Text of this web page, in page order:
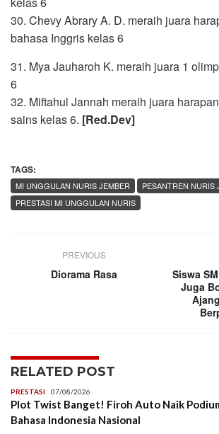
30. Chevy Abrary A. D. meraih juara
bahasa Inggris kelas 6
31. Mya Jauharoh K. meraih juara 1
6
32. Miftahul Jannah meraih juara
sains kelas 6. [Red.Dev]
TAGS:
MI UNGGULAN NURIS JEMBER
PESANTREN NURIS
PRESTASI MI UNGGULAN NURIS
PREVIOUS
Diorama Rasa
Siswa
Juga
RELATED POST
PRESTASI 07/08/2026
Plot Twist Banget! Firoh Auto Naik
Bahasa Indonesia Nasional